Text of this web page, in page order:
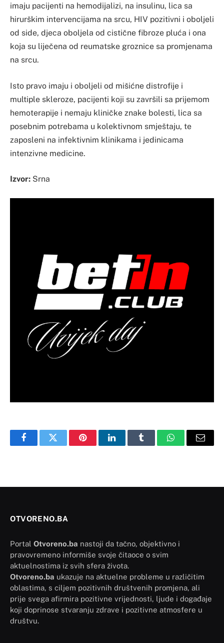
imaju pacijenti na hemodijalizi, na insulinu, lica sa
hirurškim intervencijama na srcu, HIV pozitivni i oboljeli
od side, djeca oboljela od cistične fibroze pluća i ona
koja su liječena od reumatske groznice sa promjenama
na srcu.
Isto pravo imaju i oboljeli od mišićne distrofije i
multiple skleroze, pacijenti koji su završili sa prijemom
hemoterapije i nemaju kliničke znake bolesti, lica sa
posebnim potrebama u kolektivnom smještaju, te
zaposleni na infektivnim klinikama i jedinicama
intenzivne medicine.
Izvor: Srna
FacebookTwitter PinterestLinkedInTumblr WhatsAppEmail
OTVORENO.BA
Portal Otvoreno.ba nastoji da tačno, objektivno i
pravovremeno informiše svoje čitaoce o svim
aktuelnostima iz svih sfera života.
Otvoreno.ba ukazuje na aktuelne probleme u različitim
oblastima, s ciljem pozitivnih društvenih promjena, ali
prije svega afirmira pozitivne vrijednosti, ljude i događaje
koji doprinose stvaranju zdrave i pozitivne atmosfere u
društvu.